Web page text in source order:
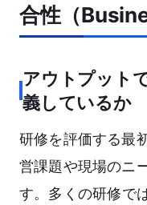
合性（
アウトプット
義しているか
研修を評価する最
営課題や現場のニ
す。多くの研修で